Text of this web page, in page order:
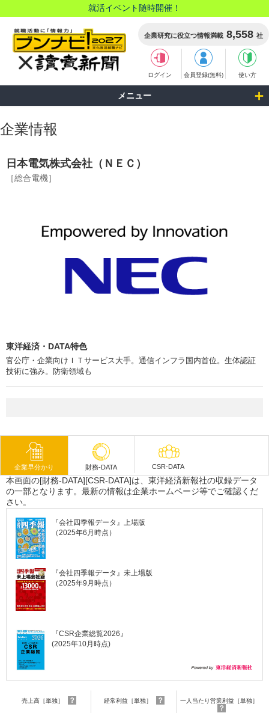
就活イベント随時開催！
企業研究に役立つ情報満載 8,558 社
ログイン 会員登録(無料) 使い方
メニュー
企業情報
日本電気株式会社（ＮＥＣ）
［総合電機］
東洋経済・DATA特色
官公庁・企業向けＩＴサービス大手。通信インフラ国内首位。生体認証
技術に強み。防衛領域も
企業早分かり 財務-DATA CSR-DATA
本画面の[財務-DATA][CSR-DATA]は、東洋経済新報社の収録データ
の一部となります。最新の情報は企業ホームページ等でご確認くだ
さい。
『会社四季報データ』上場版
（2025年6月時点）
『会社四季報データ』未上場版
（2025年9月時点）
『CSR企業総覧2026』
(2025年10月時点)
売上高［単独］ ？ 経常利益［単独］ ？ 一人当たり営業利益［単独］
？